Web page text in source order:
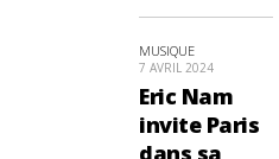
MUSIQUE
7 AVRIL 2024
Eric Nam
invite Paris
dans sa